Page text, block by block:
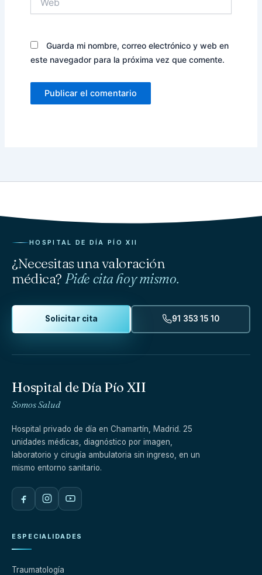
Guarda mi nombre, correo electrónico y web en
este navegador para la próxima vez que comente.
HOSPITAL DE DÍA PÍO XII
¿Necesitas una valoración
médica? Pide cita hoy mismo.
Solicitar cita 91 353 15 10
Hospital de Día Pío XII
Somos Salud
Hospital privado de día en Chamartín, Madrid. 25
unidades médicas, diagnóstico por imagen,
laboratorio y cirugía ambulatoria sin ingreso, en un
mismo entorno sanitario.
ESPECIALIDADES
Traumatología